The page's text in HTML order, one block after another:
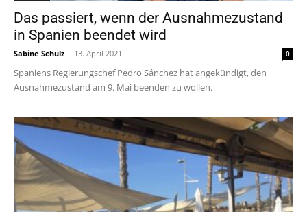
Das passiert, wenn der Ausnahmezustand
in Spanien beendet wird
Sabine Schulz - 13. April 2021 0
Spaniens Regierungschef Pedro Sánchez hat angekündigt, den
Ausnahmezustand am 9. Mai beenden zu wollen.